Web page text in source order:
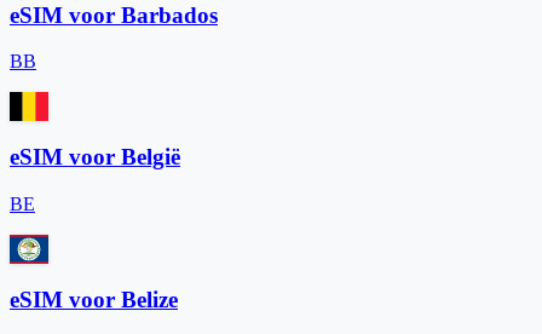
eSIM voor Barbados
BB
eSIM voor België
BE
eSIM voor Belize